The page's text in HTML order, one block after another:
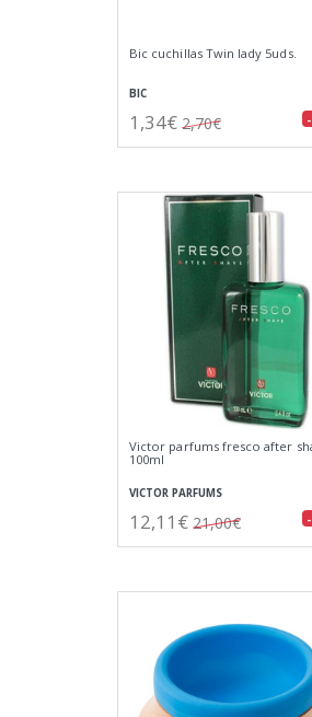
Bic cuchillas Twin lady 5uds.
BIC
1,34€ 2,70€
Victor parfums fresco after
100ml
VICTOR PARFUMS
12,11€ 21,00€